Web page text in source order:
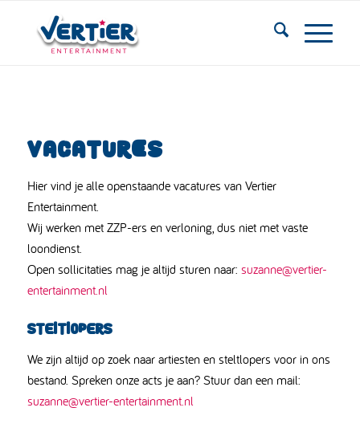
VACATURES
Hier vind je alle openstaande vacatures van Vertier
Entertainment.
Wij werken met ZZP-ers en verloning, dus niet met vaste
loondienst.
Open sollicitaties mag je altijd sturen naar: suzanne@vertier-
entertainment.nl
Steltlopers
We zijn altijd op zoek naar artiesten en steltlopers voor in ons
bestand. Spreken onze acts je aan? Stuur dan een mail:
suzanne@vertier-entertainment.nl